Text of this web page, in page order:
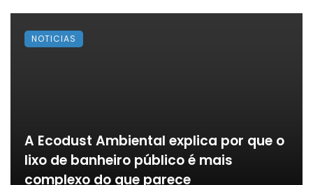
A Ecodust Ambiental explica por que o
lixo de banheiro público é mais
complexo do que parece
NOTICIAS